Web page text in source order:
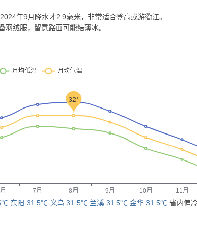
年9月降水才2.9毫米，非常适合登高或游衢江。
绒服，留意路面可能结薄冰。
东阳 31.5℃ 义乌 31.5℃ 兰溪 31.5℃ 金华 31.5℃ 省内偏